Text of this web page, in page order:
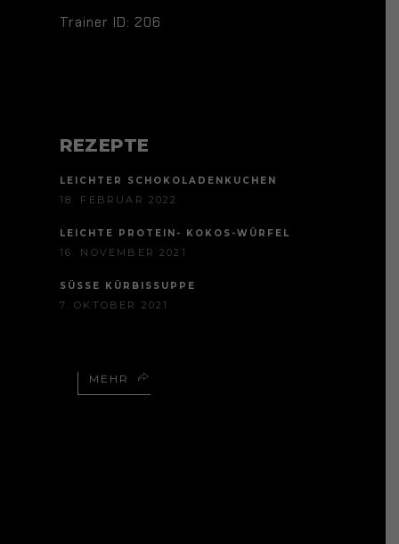
Trainer ID: 206
REZEPTE
LEICHTER SCHOKOLADENKUCHEN
18. FEBRUAR 2022
LEICHTE PROTEIN- KOKOS-WÜRFEL
16. NOVEMBER 2021
SÜSSE KÜRBISSUPPE
7. OKTOBER 2021
MEHR